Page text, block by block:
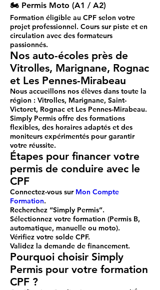
🏍️ Permis Moto (A1 / A2)
Formation éligible au CPF selon votre
projet professionnel. Cours sur piste et en
circulation avec des formateurs
passionnés.
Nos auto-écoles près de
Vitrolles, Marignane, Rognac
et Les Pennes-Mirabeau
Nous accueillons nos élèves dans toute la
région : Vitrolles, Marignane, Saint-
Victoret, Rognac et Les Pennes-Mirabeau.
Simply Permis offre des formations
flexibles, des horaires adaptés et des
moniteurs expérimentés pour garantir
votre réussite.
Étapes pour financer votre
permis de conduire avec le
CPF
Connectez-vous sur Mon Compte
Formation.
Recherchez “Simply Permis”.
Sélectionnez votre formation (Permis B,
automatique, manuelle ou moto).
Vérifiez votre solde CPF.
Validez la demande de financement.
Pourquoi choisir Simply
Permis pour votre formation
CPF ?